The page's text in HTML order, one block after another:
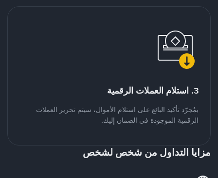
3. استلام العملات الرقمية
بمُجرّد تأكيد البائع على استلام الأموال، سيتم تحرير العملات
الرقمية الموجودة في الضمان إليك.
مزايا التداول من شخص لشخص